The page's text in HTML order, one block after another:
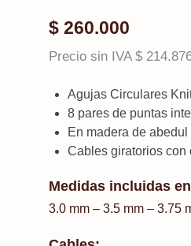
$260.000
Precio sin IVA $
Agujas Circulares
8 pares de puntas
En madera de
Cables giratorios con
Medidas incluidas
3.0 mm – 3.5 mm – 3.75